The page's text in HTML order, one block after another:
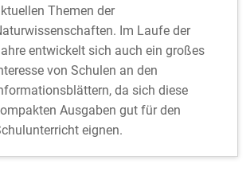
Themen der
Im Laufe der
entwickelt sich auch ein großes
von Schulen an den
da sich diese
Ausgaben gut für den
eignen.